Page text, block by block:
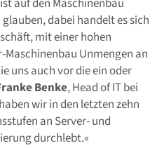
ist auf den Maschinenbau
dabei handelt es sich
mit einer hohen
Unmengen an
uns auch vor die ein oder
Benke, Head of IT bei
wir in den letzten zehn
an Server- und
durchlebt.«